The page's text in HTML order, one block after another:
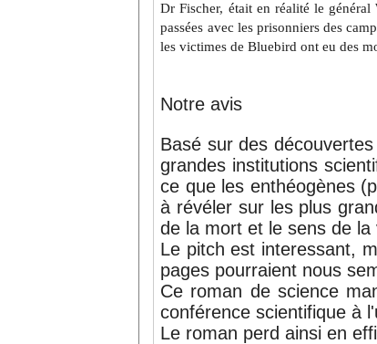
Dr Fischer, était en réalité le
passées avec les prisonniers des
les victimes de Bluebird ont eu des
Notre avis
Basé sur des
grandes institutions
ce que les enthéogènes
à révéler sur les plus
de la mort et le sens de la
Le pitch est interessant,
pages pourraient nous
Ce roman de science
conférence scientifique à
Le roman perd ainsi en